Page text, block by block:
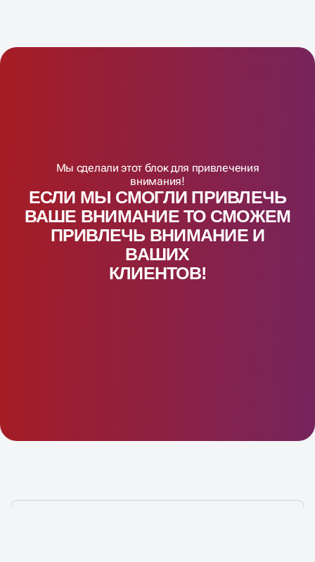
Мы сделали этот блок для привлечения
внимания!
ЕСЛИ МЫ СМОГЛИ ПРИВЛЕЧЬ
ВАШЕ ВНИМАНИЕ ТО СМОЖЕМ
ПРИВЛЕЧЬ ВНИМАНИЕ И
ВАШИX
КЛИЕНТОВ!